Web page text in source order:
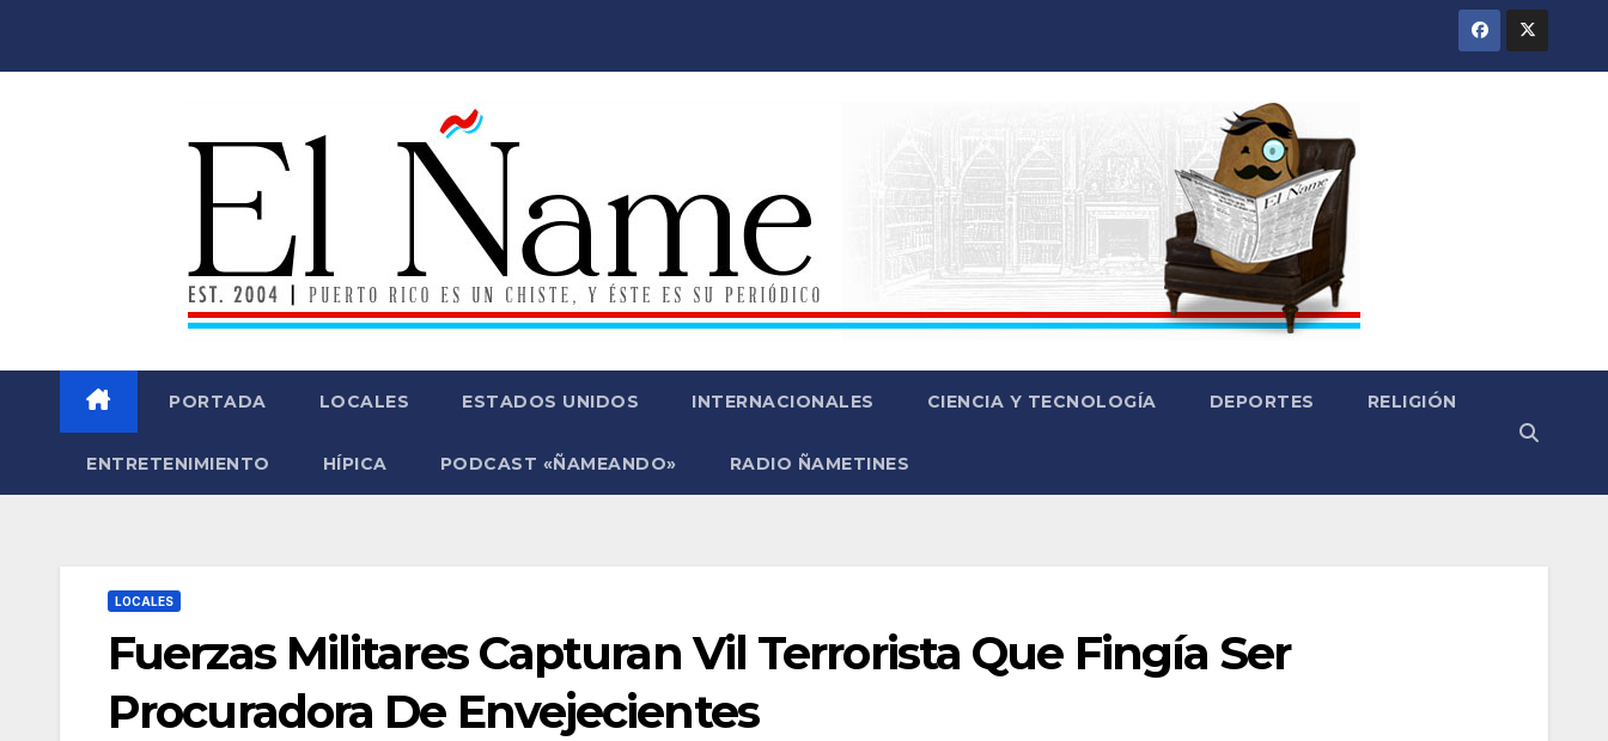
PORTADA LOCALES ESTADOS UNIDOS INTERNACIONALES CIENCIA Y TECNOLOGÍA DEPORTES RELIGIÓN
ENTRETENIMIENTO HÍPICA PODCAST «ÑAMEANDO» RADIO ÑAMETINES
LOCALES
Fuerzas Militares Capturan Vil Terrorista Que Fingía Ser
Procuradora De Envejecientes